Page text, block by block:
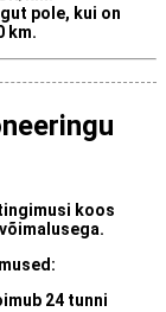
pole, kui on
km.
koos
24 tunni